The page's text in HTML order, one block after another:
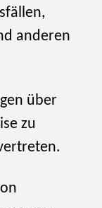
anderen
über
zu